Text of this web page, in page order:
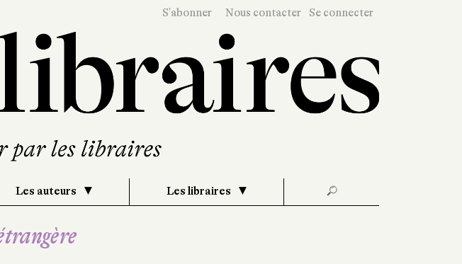
S'abonner Nous contacter Se connecter
Les auteurs Les libraires 🔎